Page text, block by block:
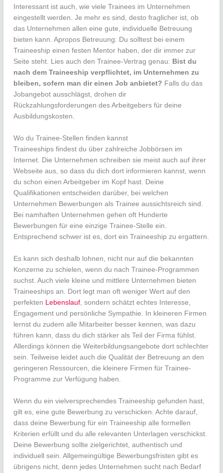
Interessant ist auch, wie viele Trainees im Unternehmen
eingestellt werden. Je mehr es sind, desto fraglicher ist, ob
das Unternehmen allen eine gute, individuelle Betreuung
bieten kann. Apropos Betreuung: Du solltest bei einem
Traineeship einen festen Mentor haben, der dir immer zur
Seite steht. Lies auch den Trainee-Vertrag genau: Bist du
nach dem Traineeship verpflichtet, im Unternehmen zu
bleiben, sofern man dir einen Job anbietet? Falls du das
Jobangebot ausschlägst, drohen dir
Rückzahlungsforderungen des Arbeitgebers für deine
Ausbildungskosten.
Wo du Trainee-Stellen finden kannst
Traineeships findest du über zahlreiche Jobbörsen im
Internet. Die Unternehmen schreiben sie meist auch auf ihrer
Webseite aus, so dass du dich dort informieren kannst, wenn
du schon einen Arbeitgeber im Kopf hast. Deine
Qualifikationen entscheiden darüber, bei welchen
Unternehmen Bewerbungen als Trainee aussichtsreich sind.
Bei namhaften Unternehmen gehen oft Hunderte
Bewerbungen für eine einzige Trainee-Stelle ein.
Entsprechend schwer ist es, dort ein Traineeship zu ergattern.
Es kann sich deshalb lohnen, nicht nur auf die bekannten
Konzerne zu schielen, wenn du nach Trainee-Programmen
suchst. Auch viele kleine und mittlere Unternehmen bieten
Traineeships an. Dort legt man oft weniger Wert auf den
perfekten Lebenslauf , sondern schätzt echtes Interesse,
Engagement und persönliche Sympathie. In kleineren Firmen
lernst du zudem alle Mitarbeiter besser kennen, was dazu
führen kann, dass du dich stärker als Teil der Firma fühlst.
Allerdings können die Weiterbildungsangebote dort schlechter
sein. Teilweise leidet auch die Qualität der Betreuung an den
geringeren Ressourcen, die kleinere Firmen für Trainee-
Programme zur Verfügung haben.
Wenn du ein vielversprechendes Traineeship gefunden hast,
gilt es, eine gute Bewerbung zu verschicken. Achte darauf,
dass deine Bewerbung für ein Traineeship alle formellen
Kriterien erfüllt und du alle relevanten Unterlagen verschickst.
Deine Bewerbung sollte zielgerichtet, authentisch und
individuell sein. Allgemeingültige Bewerbungsfristen gibt es
übrigens nicht, denn jedes Unternehmen sucht nach Bedarf